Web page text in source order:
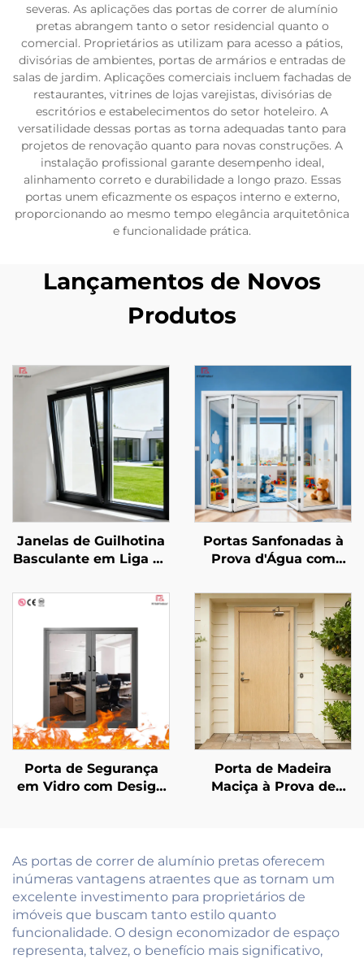
severas. As aplicações das portas de correr de alumínio
pretas abrangem tanto o setor residencial quanto o
comercial. Proprietários as utilizam para acesso a pátios,
divisórias de ambientes, portas de armários e entradas de
salas de jardim. Aplicações comerciais incluem fachadas de
restaurantes, vitrines de lojas varejistas, divisórias de
escritórios e estabelecimentos do setor hoteleiro. A
versatilidade dessas portas as torna adequadas tanto para
projetos de renovação quanto para novas construções. A
instalação profissional garante desempenho ideal,
alinhamento correto e durabilidade a longo prazo. Essas
portas unem eficazmente os espaços interno e externo,
proporcionando ao mesmo tempo elegância arquitetônica
e funcionalidade prática.
Lançamentos de Novos
Produtos
Janelas de Guilhotina
Basculante em Liga de
Moderno, com Tela
Silenciosa e Moldura
Extrafina para
Isolamento Térmico
Portas Sanfonadas à
Prova d'Água com
Sistema de Porta
Sanfonada de
Alumínio Externa para
Varanda de Vila com
Divisória Dobrável de
Porta de Segurança
em Vidro com Design
Superfície Acabada
Classificada para Fogo
Interno
Porta de Madeira
Maciça à Prova de
Minutos, em Madeira
Nogueira/Cerejeira,
para Vilas e
Residências de Alto
Padrão
As portas de correr de alumínio pretas oferecem
inúmeras vantagens atraentes que as tornam um
excelente investimento para proprietários de
imóveis que buscam tanto estilo quanto
funcionalidade. O design economizador de espaço
representa, talvez, o benefício mais significativo,